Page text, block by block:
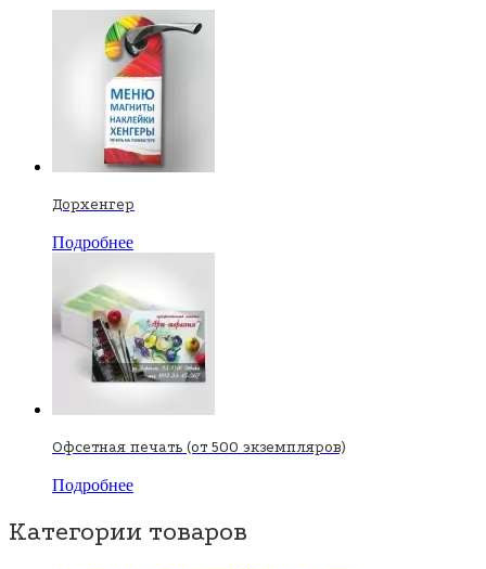
Дорхенгер
Подробнее
Офсетная печать (от 500 экземпляров)
Подробнее
Категории товаров